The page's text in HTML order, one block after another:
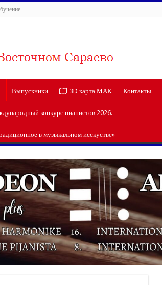
Выпускники 3D карта МАК Контакты
конкурс пианистов 2026.
в музыкальном исскустве»